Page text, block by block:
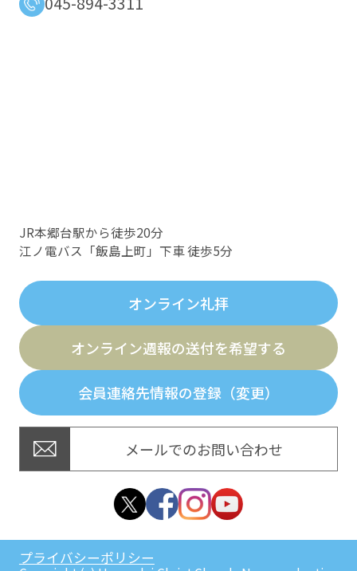
JR本郷台駅から徒歩20分
江ノ電バス「飯島上町」下車 徒歩5分
オンライン礼拝
オンライン週報の送付を希望する
会員連絡先情報の登録（変更）
メールでのお問い合わせ
プライバシーポリシー